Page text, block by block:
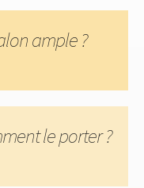
ample ?
le porter ?